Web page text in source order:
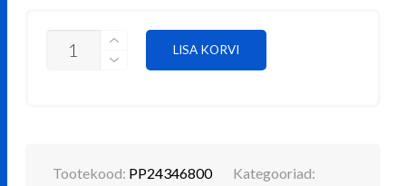
ÕHUFILTER
LISA KORVI
Tootekood: PP24346800
Kategooriad: